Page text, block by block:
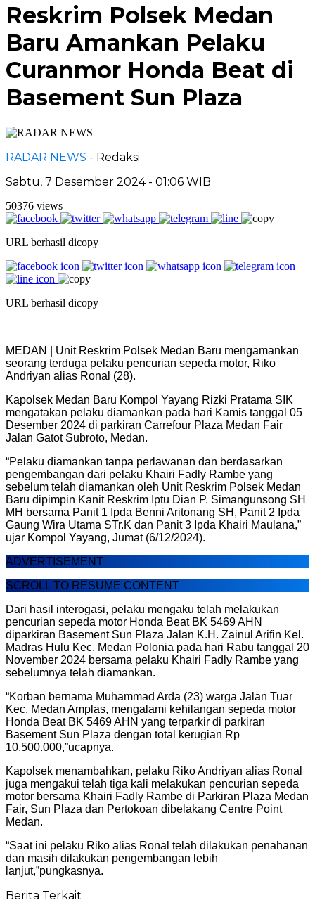
Reskrim Polsek Medan
Baru Amankan Pelaku
Curanmor Honda Beat di
Basement Sun Plaza
RADAR NEWS - Redaksi
Sabtu, 7 Desember 2024 - 01:06 WIB
50376 views
URL berhasil dicopy
URL berhasil dicopy
MEDAN | Unit Reskrim Polsek Medan Baru mengamankan
seorang terduga pelaku pencurian sepeda motor, Riko
Andriyan alias Ronal (28).
Kapolsek Medan Baru Kompol Yayang Rizki Pratama SIK
mengatakan pelaku diamankan pada hari Kamis tanggal 05
Desember 2024 di parkiran Carrefour Plaza Medan Fair
Jalan Gatot Subroto, Medan.
“Pelaku diamankan tanpa perlawanan dan berdasarkan
pengembangan dari pelaku Khairi Fadly Rambe yang
sebelum telah diamankan oleh Unit Reskrim Polsek Medan
Baru dipimpin Kanit Reskrim Iptu Dian P. Simangunsong SH
MH bersama Panit 1 Ipda Benni Aritonang SH, Panit 2 Ipda
Gaung Wira Utama STr.K dan Panit 3 Ipda Khairi Maulana,”
ujar Kompol Yayang, Jumat (6/12/2024).
ADVERTISEMENT
SCROLL TO RESUME CONTENT
Dari hasil interogasi, pelaku mengaku telah melakukan
pencurian sepeda motor Honda Beat BK 5469 AHN
diparkiran Basement Sun Plaza Jalan K.H. Zainul Arifin Kel.
Madras Hulu Kec. Medan Polonia pada hari Rabu tanggal 20
November 2024 bersama pelaku Khairi Fadly Rambe yang
sebelumnya telah diamankan.
“Korban bernama Muhammad Arda (23) warga Jalan Tuar
Kec. Medan Amplas, mengalami kehilangan sepeda motor
Honda Beat BK 5469 AHN yang terparkir di parkiran
Basement Sun Plaza dengan total kerugian Rp
10.500.000,”ucapnya.
Kapolsek menambahkan, pelaku Riko Andriyan alias Ronal
juga mengakui telah tiga kali melakukan pencurian sepeda
motor bersama Khairi Fadly Rambe di Parkiran Plaza Medan
Fair, Sun Plaza dan Pertokoan dibelakang Centre Point
Medan.
“Saat ini pelaku Riko alias Ronal telah dilakukan penahanan
dan masih dilakukan pengembangan lebih
lanjut,”pungkasnya.
Berita Terkait